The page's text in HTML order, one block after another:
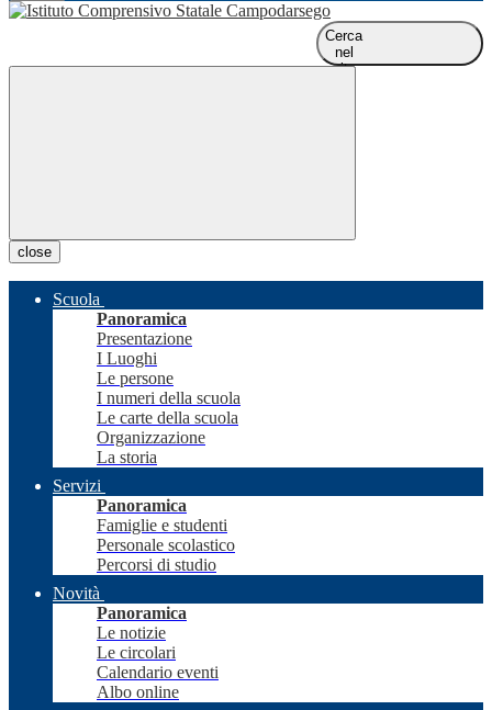
Cerca
nel
sito
close
Scuola
Panoramica
Presentazione
I Luoghi
Le persone
I numeri della scuola
Le carte della scuola
Organizzazione
La storia
Servizi
Panoramica
Famiglie e studenti
Personale scolastico
Percorsi di studio
Novità
Panoramica
Le notizie
Le circolari
Calendario eventi
Albo online